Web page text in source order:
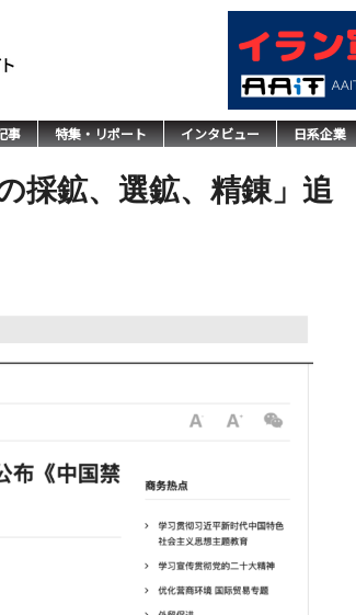
事 特集・リポート インタビュー 日系企業
採鉱、選鉱、精錬」追